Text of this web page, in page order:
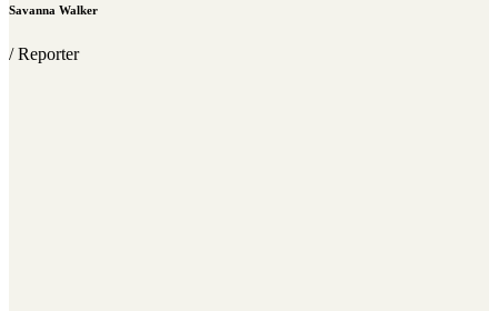
Savanna Walker
/ Reporter